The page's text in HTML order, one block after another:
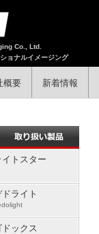
Co., Ltd.
ョナルイメージング
概要 新着情報
イトスター
ドライト
ドックス